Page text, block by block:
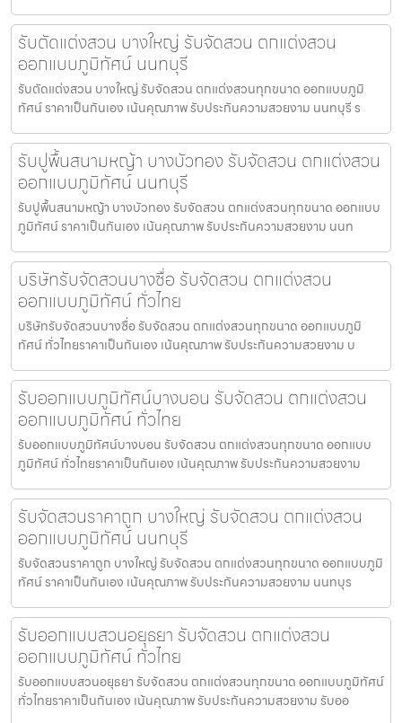
รับตัดแต่งสวน บางใหญ่ รับจัดสวน ตกแต่งสวน
ออกแบบภูมิทัศน์ นนทบุรี
รับตัดแต่งสวน บางใหญ่ รับจัดสวน ตกแต่งสวนทุกขนาด ออกแบบภูมิ
ทัศน์ ราคาเป็นกันเอง เน้นคุณภาพ รับประกันความสวยงาม นนทบุรี ร
รับปูพื้นสนามหญ้า บางบัวทอง รับจัดสวน ตกแต่งสวน
ออกแบบภูมิทัศน์ นนทบุรี
รับปูพื้นสนามหญ้า บางบัวทอง รับจัดสวน ตกแต่งสวนทุกขนาด ออกแบบ
ภูมิทัศน์ ราคาเป็นกันเอง เน้นคุณภาพ รับประกันความสวยงาม นนท
บริษัทรับจัดสวนบางซื่อ รับจัดสวน ตกแต่งสวน
ออกแบบภูมิทัศน์ ทั่วไทย
บริษัทรับจัดสวนบางซื่อ รับจัดสวน ตกแต่งสวนทุกขนาด ออกแบบภูมิ
ทัศน์ ทั่วไทยราคาเป็นกันเอง เน้นคุณภาพ รับประกันความสวยงาม บ
รับออกแบบภูมิทัศน์บางบอน รับจัดสวน ตกแต่งสวน
ออกแบบภูมิทัศน์ ทั่วไทย
รับออกแบบภูมิทัศน์บางบอน รับจัดสวน ตกแต่งสวนทุกขนาด ออกแบบ
ภูมิทัศน์ ทั่วไทยราคาเป็นกันเอง เน้นคุณภาพ รับประกันความสวยงาม
รับจัดสวนราคาถูก บางใหญ่ รับจัดสวน ตกแต่งสวน
ออกแบบภูมิทัศน์ นนทบุรี
รับจัดสวนราคาถูก บางใหญ่ รับจัดสวน ตกแต่งสวนทุกขนาด ออกแบบภูมิ
ทัศน์ ราคาเป็นกันเอง เน้นคุณภาพ รับประกันความสวยงาม นนทบุร
รับออกแบบสวนอยุธยา รับจัดสวน ตกแต่งสวน
ออกแบบภูมิทัศน์ ทั่วไทย
รับออกแบบสวนอยุธยา รับจัดสวน ตกแต่งสวนทุกขนาด ออกแบบภูมิทัศน์
ทั่วไทยราคาเป็นกันเอง เน้นคุณภาพ รับประกันความสวยงาม รับออ